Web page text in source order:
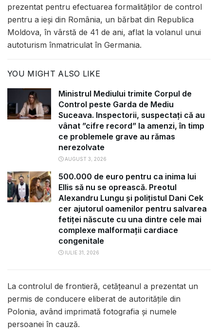
prezentat pentru efectuarea formalităților de control
pentru a ieşi din România, un bărbat din Republica
Moldova, în vârstă de 41 de ani, aflat la volanul unui
autoturism înmatriculat în Germania.
YOU MIGHT ALSO LIKE
Ministrul Mediului trimite Corpul de
Control peste Garda de Mediu
Suceava. Inspectorii, suspectați că au
vânat ”cifre record” la amenzi, în timp
ce problemele grave au rămas
nerezolvate
AUGUST 3, 2026
500.000 de euro pentru ca inima lui
Ellis să nu se oprească. Preotul
Alexandru Lungu și polițistul Dani Cek
cer ajutorul oamenilor pentru salvarea
fetiței născute cu una dintre cele mai
complexe malformații cardiace
congenitale
IULIE 31, 2026
La controlul de frontieră, cetăţeanul a prezentat un
permis de conducere eliberat de autorităţile din
Polonia, având imprimată fotografia şi numele
persoanei în cauză.